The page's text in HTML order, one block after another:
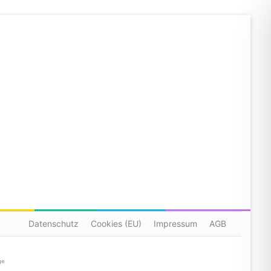
Datenschutz Cookies (EU) Impressum AGB